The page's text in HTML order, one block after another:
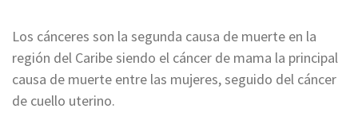
Los cánceres son la segunda causa de muerte en la
región del Caribe siendo el cáncer de mama la principal
causa de muerte entre las mujeres, seguido del cáncer
de cuello uterino.